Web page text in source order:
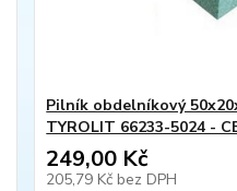
Pilník obdelníkový
TYROLIT 66233-5024 -
249,00 Kč
205,79 Kč bez DPH